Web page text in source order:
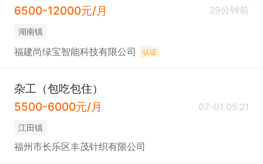
6500-12000元/月
29分钟前
​湖南镇
福建尚绿宝智能科技有限公司 认证
杂工（包吃包住）
5500-6000元/月
07-01 05:21
​江田镇
福州市长乐区丰茂针织有限公司